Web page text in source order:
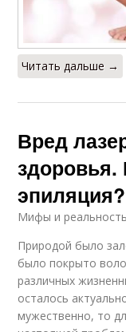
Читать дальше →
Вред
здоровья.
эпиляция?
Мифы и
Природой было
было покрыто
различных
осталось
мужественно, то